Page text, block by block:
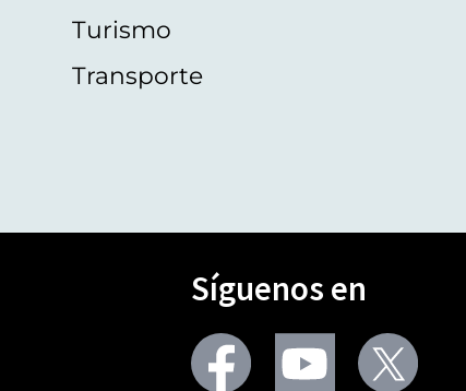
Turismo
Transporte
Síguenos en
Seguir
en
Seguir
en